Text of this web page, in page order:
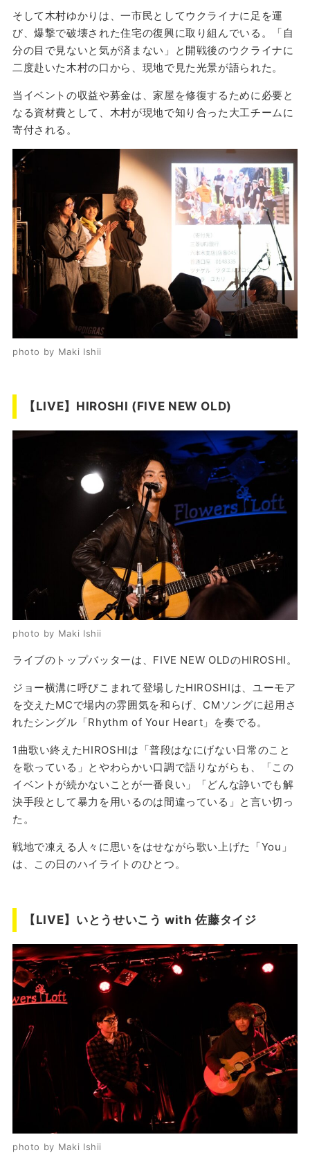
そして木村ゆかりは、一市民としてウクライナに足を運
び、爆撃で破壊された住宅の復興に取り組んでいる。「自
分の目で見ないと気が済まない」と開戦後のウクライナに
二度赴いた木村の口から、現地で見た光景が語られた。
当イベントの収益や募金は、家屋を修復するために必要と
なる資材費として、木村が現地で知り合った大工チームに
寄付される。
photo by Maki Ishii
【LIVE】HIROSHI (FIVE NEW OLD)
photo by Maki Ishii
ライブのトップバッターは、FIVE NEW OLDのHIROSHI。
ジョー横溝に呼びこまれて登場したHIROSHIは、ユーモア
を交えたMCで場内の雰囲気を和らげ、CMソングに起用さ
れたシングル「Rhythm of Your Heart」を奏でる。
1曲歌い終えたHIROSHIは「普段はなにげない日常のこと
を歌っている」とやわらかい口調で語りながらも、「この
イベントが続かないことが一番良い」「どんな諍いでも解
決手段として暴力を用いるのは間違っている」と言い切っ
た。
戦地で凍える人々に思いをはせながら歌い上げた「You」
は、この日のハイライトのひとつ。
【LIVE】いとうせいこう with 佐藤タイジ
photo by Maki Ishii